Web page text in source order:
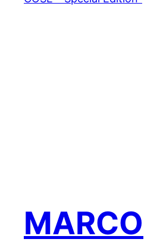
MARCO